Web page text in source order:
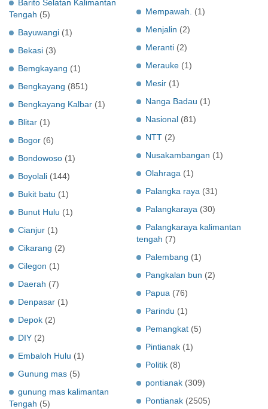
Barito Selatan Kalimantan
Tengah (5)
Bayuwangi (1)
Bekasi (3)
Bemgkayang (1)
Bengkayang (851)
Bengkayang Kalbar (1)
Blitar (1)
Bogor (6)
Bondowoso (1)
Boyolali (144)
Bukit batu (1)
Bunut Hulu (1)
Cianjur (1)
Cikarang (2)
Cilegon (1)
Daerah (7)
Denpasar (1)
Depok (2)
DIY (2)
Embaloh Hulu (1)
Gunung mas (5)
gunung mas kalimantan
Tengah (5)
Mempawah.
(1)
Menjalin (2)
Meranti (2)
Merauke (1)
Mesir (1)
Nanga Badau (1)
Nasional (81)
NTT (2)
Nusakambangan (1)
Olahraga (1)
Palangka raya (31)
Palangkaraya (30)
Palangkaraya kalimantan
tengah (7)
Palembang (1)
Pangkalan bun (2)
Papua (76)
Parindu (1)
Pemangkat (5)
Pintianak (1)
Politik (8)
pontianak (309)
Pontianak (2505)